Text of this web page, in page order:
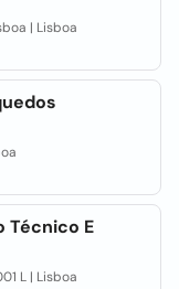
| Lisboa
Técnico E
L | Lisboa